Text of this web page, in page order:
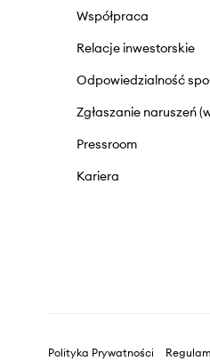
Współpraca
Relacje inwestorskie
Odpowiedzialność
Zgłaszanie naruszeń
Pressroom
Kariera
Polityka Prywatności